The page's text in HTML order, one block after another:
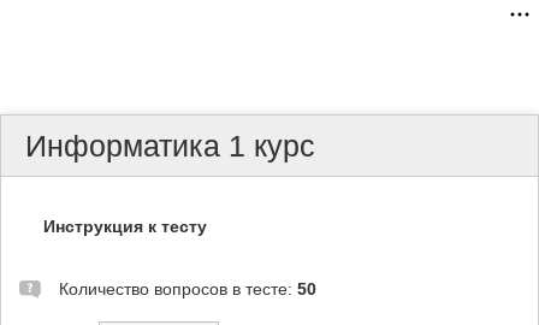
Информатика 1 курс
Инструкция к тесту
Количество вопросов в тесте: 50